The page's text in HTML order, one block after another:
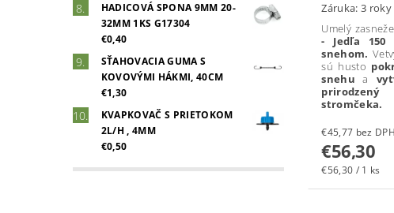
HADICOVÁ SPONA 9MM 20-
32MM 1KS G17304
€0,40
SŤAHOVACIA GUMA S
KOVOVÝMI HÁKMI, 40CM
€1,30
KVAPKOVAČ S PRIETOKOM
2L/H , 4MM
€0,50
Záruka: 3 roky
Umelý
- Jedľa 150
snehom.
sú husto
snehu a
prirodzený
stromčeka.
€45,77 bez DPH
€56,30
€56,30 / 1 ks